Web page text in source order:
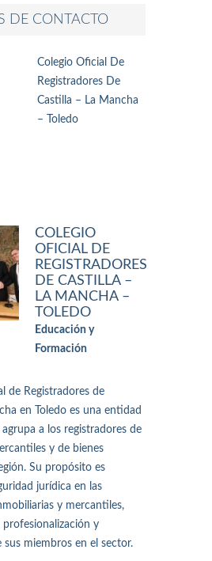
DE CONTACTO
Colegio Oficial De
Registradores De
Castilla – La Mancha
– Toledo
COLEGIO
OFICIAL DE
REGISTRADORES
DE CASTILLA –
LA MANCHA –
TOLEDO
Educación y
Formación
de Registradores de
en Toledo es una entidad
a los registradores de
y de bienes
Su propósito es
jurídica en las
y mercantiles,
y
sus miembros en el sector.